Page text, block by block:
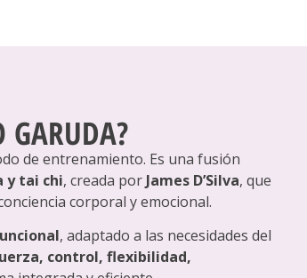
GARUDA?
de entrenamiento. Es una fusión
y tai chi, creada por James D’Silva, que
corporal y emocional.
, adaptado a las necesidades del
control, flexibilidad,